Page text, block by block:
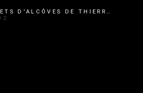
LES SECRETS D'ALCÔVES DE THIERRY ARDISSON, CINÉ TÉLÉ REVUE